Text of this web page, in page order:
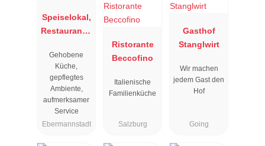
Speiselokal,
Restaurant "
"
Gehobene
Küche,
gepflegtes
Ambiente,
aufmerksamer
Service
Ebermannstadt
Ristorante
Beccofino
Italienische
Familienküche
Salzburg
Gasthof
Stanglwirt
Wir machen
jedem Gast den
Hof
Going